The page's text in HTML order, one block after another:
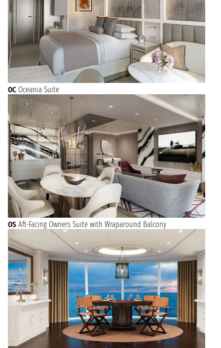
OC Oceania Suite
OS Aft-Facing Owners Suite with Wraparound Balcony